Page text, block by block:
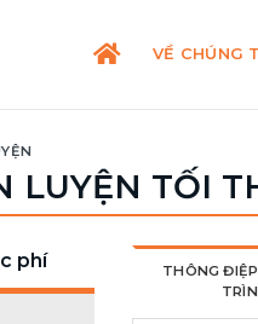
VỀ CHÚNG
LUYỆN TỐI
phí
THÔNG